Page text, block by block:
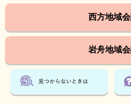
西方地域
岩舟地域